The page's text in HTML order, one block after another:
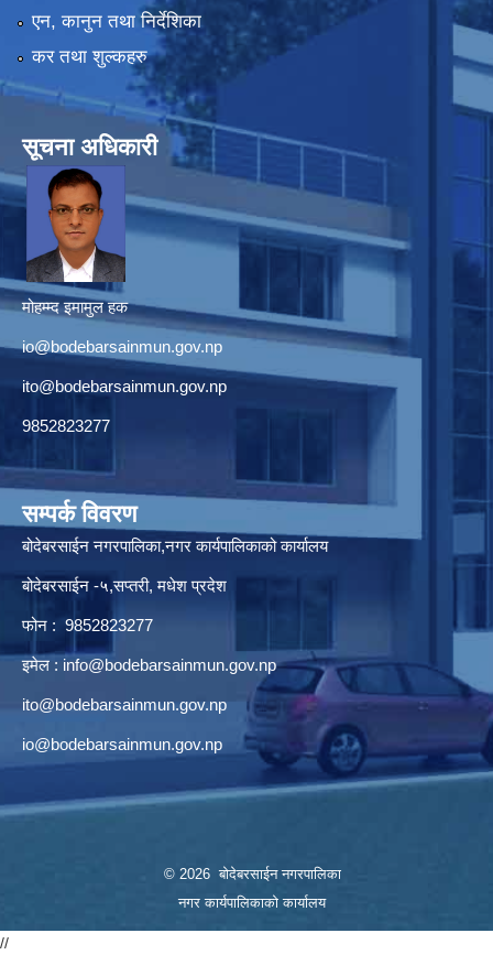
एन, कानुन तथा निर्देशिका
कर तथा शुल्कहरु
सूचना अधिकारी
मोहम्म्द इमामुल हक
io@bodebarsainmun.gov.np
ito@bodebarsainmun.gov.np
9852823277
सम्पर्क विवरण
बोदेबरसाईन नगरपालिका,नगर कार्यपालिकाको कार्यालय
बोदेबरसाईन -५,सप्तरी, मधेश प्रदेश
फोन : 9852823277
इमेल : info@bodebarsainmun.gov.np
ito@bodebarsainmun.gov.np
io@bodebarsainmun.gov.np
© 2026 बोदेबरसाईन नगरपालिका
नगर कार्यपालिकाको कार्यालय
//